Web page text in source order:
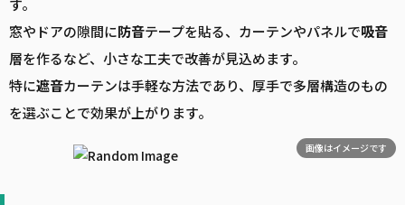
す。
窓やドアの隙間に防音テープを貼る、カーテンやパネルで吸音
層を作るなど、小さな工夫で改善が見込めます。
特に遮音カーテンは手軽な方法であり、厚手で多層構造のもの
を選ぶことで効果が上がります。
画像はイメージです